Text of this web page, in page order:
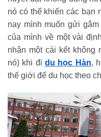
nó có thể khiến các bạn
nay mình muốn gửi
của mình về một vài
nhận một cái kết không
nó) khi đi du học Hàn,
thế giới để du học theo